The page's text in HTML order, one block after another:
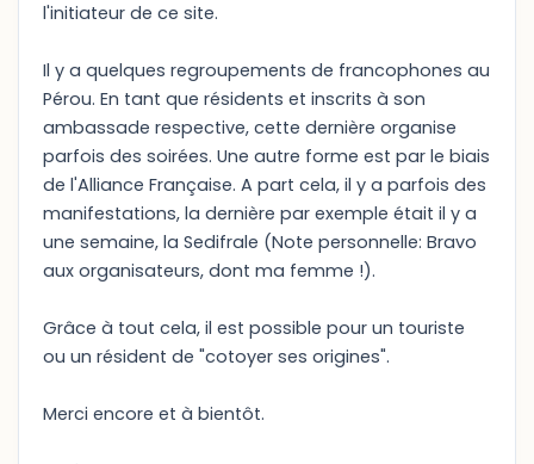
l'initiateur de ce site.
Il y a quelques regroupements de francophones au
Pérou. En tant que résidents et inscrits à son
ambassade respective, cette dernière organise
parfois des soirées. Une autre forme est par le biais
de l'Alliance Française. A part cela, il y a parfois des
manifestations, la dernière par exemple était il y a
une semaine, la Sedifrale (Note personnelle: Bravo
aux organisateurs, dont ma femme !).
Grâce à tout cela, il est possible pour un touriste
ou un résident de "cotoyer ses origines".
Merci encore et à bientôt.